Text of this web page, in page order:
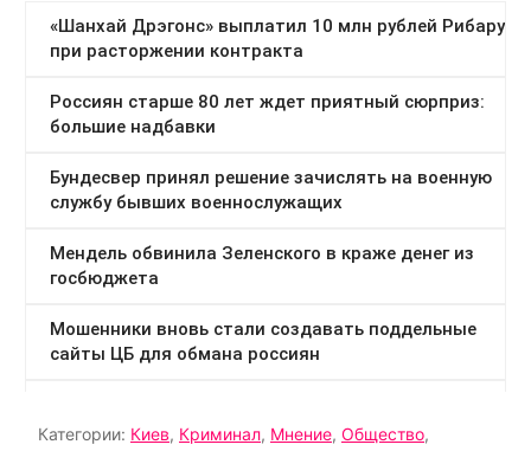
Категории: Киев, Криминал, Мнение, Общество,